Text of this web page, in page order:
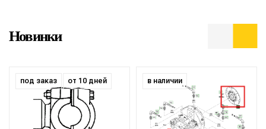
Новинки
под заказ от 10 дней в наличии